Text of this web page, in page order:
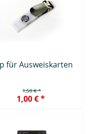
für Ausweiskarten
1,50 € *
1,00 € *